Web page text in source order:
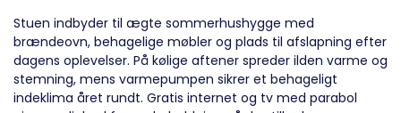
Stuen indbyder til ægte sommerhushygge med
brændeovn, behagelige møbler og plads til afslapning efter
dagens oplevelser. På kølige aftener spreder ilden varme og
stemning, mens varmepumpen sikrer et behageligt
indeklima året rundt. Gratis internet og tv med parabol